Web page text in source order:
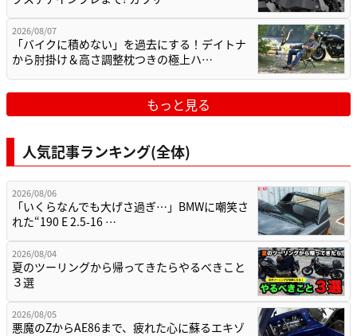
2026/08/07
「バイクに積めない」を過去にする！デイトナ
から肘掛け＆高さ調整枕つきの極上ハ…
もっと見る
人気記事ランキング(全体)
2026/08/06
「いくらなんでも大げさ過ぎ…」BMWに嘲笑さ
れた“190 E 2.5-16 …
2026/08/04
夏のツーリングから帰ってきたらやるべきこと
３選
2026/08/05
悪魔のZからAE86まで、疲れた心に蘇るエキゾ